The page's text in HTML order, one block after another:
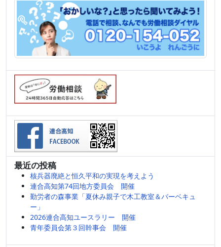
最近の投稿
核兵器廃絶と恒久平和の実現を考えよう
連合高知第74回地方委員会 開催
勤労者の森事業「夏休み親子で木工教室＆バーベキュ
ー」
2026連合高知ユースラリー 開催
青年委員会第３回幹事会 開催